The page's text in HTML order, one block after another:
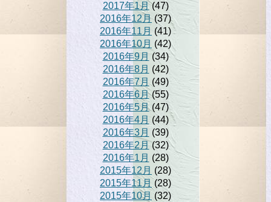
2017年1月(47)
2016年12月 (37)
2016年11月 (41)
2016年10月 (42)
2016年9月 (34)
2016年8月 (42)
2016年7月 (49)
2016年6月(55)
2016年5月(47)
2016年4月 (44)
2016年3月 (39)
2016年2月 (32)
2016年1月 (28)
2015年12月 (28)
2015年11月 (28)
2015年10月 (32)